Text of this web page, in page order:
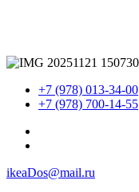
+7 (978) 013-34-00
+7 (978) 700-14-55
ikeaDos@mail.ru